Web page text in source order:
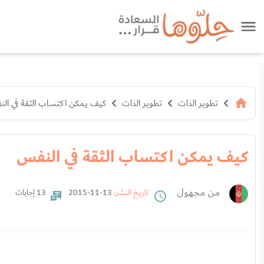
تطوير الذات تطوير الذات كيف يمكن اكتساب الثقة في
كيف يمكن اكتساب الثقة في النفس
من مجهول تاريخ النشر: 13 إجابات